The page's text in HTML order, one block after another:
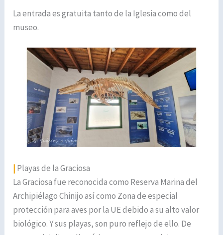
La entrada es gratuita tanto de la Iglesia como del
museo.
| Playas de la Graciosa
La Graciosa fue reconocida como Reserva Marina del
Archipiélago Chinijo así como Zona de especial
protección para aves por la UE debido a su alto valor
biológico. Y sus playas, son puro reflejo de ello. De